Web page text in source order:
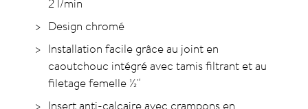
Design chromé
Installation facile grâce au joint en
caoutchouc intégré avec tamis filtrant et au
filetage femelle ½"
Insert anti-calcaire avec crampons en